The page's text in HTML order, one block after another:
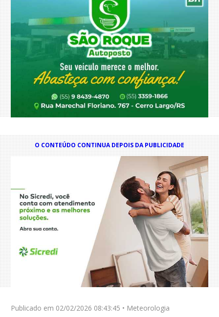
O CONTEÚDO CONTINUA DEPOIS DA PUBLICIDADE
Publicado em 02/02/2026 08:43:45 • Meteorologia